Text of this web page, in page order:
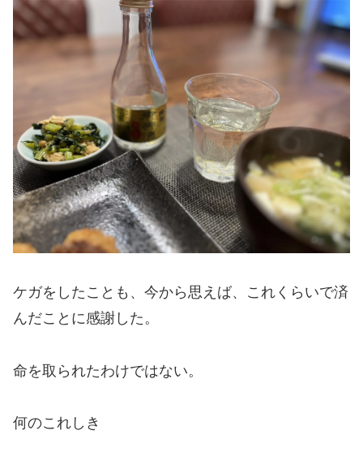
ケガをしたことも、今から思えば、これくらいで済
んだことに感謝した。
命を取られたわけではない。
何のこれしき